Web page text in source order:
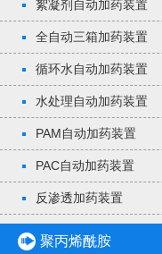
絮凝剂自动加药装置
全自动三箱加药装置
循环水自动加药装置
水处理自动加药装置
PAM自动加药装置
PAC自动加药装置
反渗透加药装置
聚丙烯酰胺